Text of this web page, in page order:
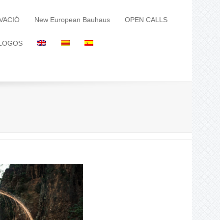
New European Bauhaus OPEN CALLS